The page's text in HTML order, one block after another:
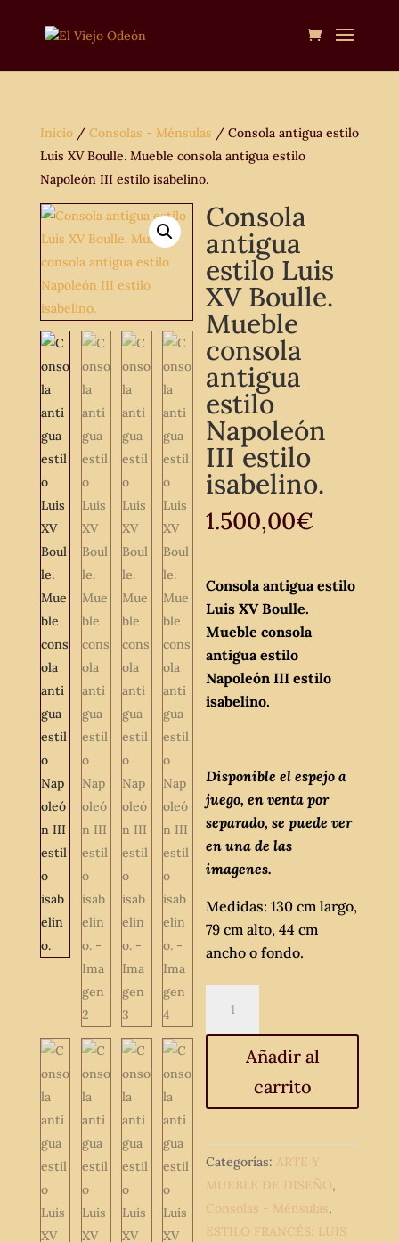
Inicio/ Consolas - Ménsulas / Consola antigua estilo
Luis XV Boulle. Mueble consola antigua estilo
Napoleón III estilo isabelino.
Consola
antigua
estilo Luis
XV Boulle.
Mueble
consola
antigua
estilo
Napoleón
III estilo
isabelino.
1.500,00€
Consola antigua estilo
Luis XV Boulle.
Mueble consola
antigua estilo
Napoleón III estilo
isabelino.
Disponible el espejo a
juego, en venta por
separado, se puede ver
en una de las
imagenes.
Medidas: 130 cm largo,
79 cm alto, 44 cm
ancho o fondo.
antigua
estilo
Boulle.
consola
antigua
estilo
Napoleón
Añadir al
carrito
Categorías: ARTE Y
MUEBLE DE DISEÑO,
Consolas - Ménsulas,
ESTILO FRANCÉS: LUIS